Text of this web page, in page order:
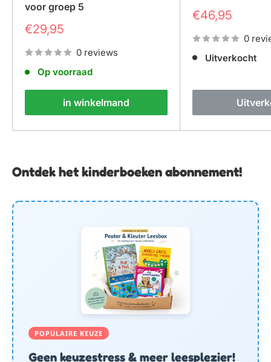
voor groep 5
Prijs
€29,95
0 reviews
Op voorraad
in winkelmand
Prijs
€46,95
0
Uitverkocht
Ontdek het kinderboeken abonnement!
POPULAIRE KEUZE
Geen keuzestress & meer leesplezier!